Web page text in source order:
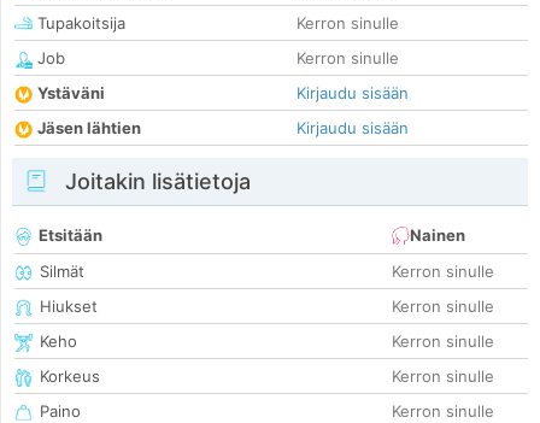
Tupakoitsija
Kerron sinulle
Job
Kerron sinulle
Ystäväni
Kirjaudu sisään
Jäsen lähtien
Kirjaudu sisään
Joitakin lisätietoja
Etsitään
Nainen
Silmät
Kerron sinulle
Hiukset
Kerron sinulle
Keho
Kerron sinulle
Korkeus
Kerron sinulle
Paino
Kerron sinulle